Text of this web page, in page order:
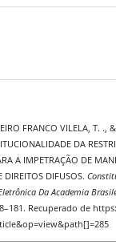
FRANCO VILELA, T. .,
DA
A IMPETRAÇÃO DE
DIREITOS DIFUSOS.
Da Academia
Recuperado de